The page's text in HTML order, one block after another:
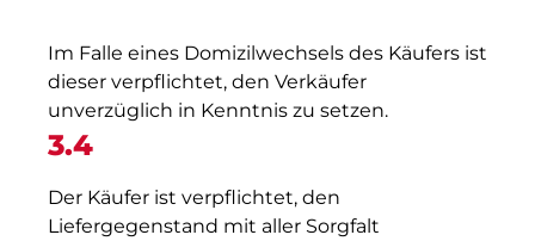
Im Falle eines Domizilwechsels des Käufers ist
dieser verpflichtet, den Verkäufer
unverzüglich in Kenntnis zu setzen.
3.4
Der Käufer ist verpflichtet, den
Liefergegenstand mit aller Sorgfalt